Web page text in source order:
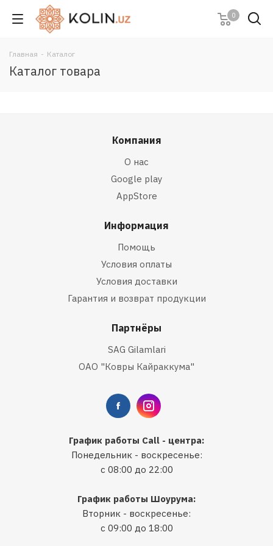
0
Главная - Каталог
Каталог товара
Компания
О нас
Google play
AppStore
Информация
Помощь
Условия оплаты
Условия доставки
Гарантия и возврат продукции
Партнёры
SAG Gilamlari
ОАО "Ковры Кайраккума"
График работы Call - центра:
Понедельник - воскресенье:
с 08:00 до 22:00
График работы Шоурума:
Вторник - воскресенье:
с 09:00 до 18:00